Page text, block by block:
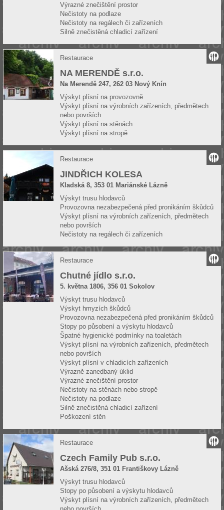
Výrazné znečištění prostor
Nečistoty na podlaze
Nečistoty na regálech či zařízeních
Silně znečistěná chladicí zařízení
Restaurace
NA MERENDĚ s.r.o.
Na Merendě 247, 262 03 Nový Knín
Výskyt plísní na provozovně
Výskyt plísní na výrobních zařízeních, předmětech
nebo površích
Výskyt plísní na stěnách
Výskyt plísní na stropě
Restaurace
JINDŘICH KOLESA
Kladská 8, 353 01 Mariánské Lázně
Výskyt trusu hlodavců
Provozovna nezabezpečená před pronikáním škůdců
Výskyt plísní na výrobních zařízeních, předmětech
nebo površích
Nečistoty na regálech či zařízeních
Restaurace
Chutné jídlo s.r.o.
5. května 1806, 356 01 Sokolov
Výskyt trusu hlodavců
Výskyt hmyzích škůdců
Provozovna nezabezpečená před pronikáním škůdců
Stopy po působení a výskytu hlodavců
Špatné hygienické podmínky na toaletách
Výskyt plísní na výrobních zařízeních, předmětech
nebo površích
Výskyt plísní v chladicích zařízeních
Výrazně zanedbaný úklid
Výrazné znečištění prostor
Nečistoty na stěnách nebo stropě
Nečistoty na podlaze
Silně znečistěná chladicí zařízení
Poškození stěn
Restaurace
Czech Family Pub s.r.o.
Ašská 276/8, 351 01 Františkovy Lázně
Výskyt trusu hlodavců
Stopy po působení a výskytu hlodavců
Výskyt plísní na výrobních zařízeních, předmětech